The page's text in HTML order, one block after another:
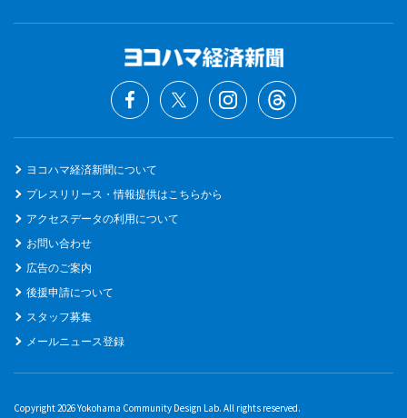
ヨコハマ経済新聞について
プレスリリース・情報提供はこちらから
アクセスデータの利用について
お問い合わせ
広告のご案内
後援申請について
スタッフ募集
メールニュース登録
Copyright 2026 Yokohama Community Design Lab. All rights reserved.